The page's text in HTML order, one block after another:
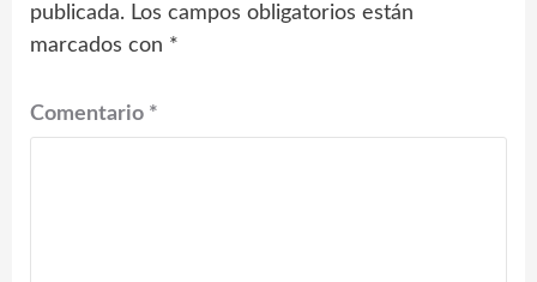
publicada. Los campos obligatorios están
marcados con *
Comentario *